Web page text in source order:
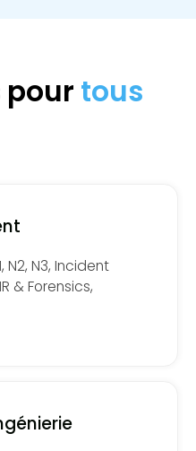
pour tous
N2, N3, Incident
& Forensics,